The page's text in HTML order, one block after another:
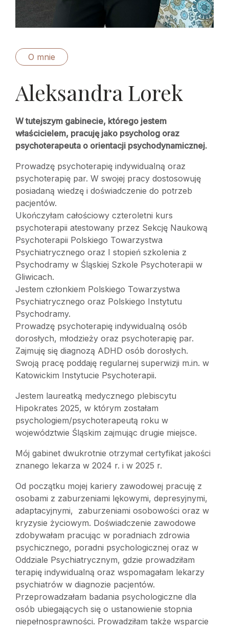
O mnie
Aleksandra Lorek
W tutejszym gabinecie, którego jestem
właścicielem, pracuję jako psycholog oraz
psychoterapeuta o orientacji psychodynamicznej.
Prowadzę psychoterapię indywidualną oraz
psychoterapię par. W swojej pracy dostosowuję
posiadaną wiedzę i doświadczenie do potrzeb
pacjentów.
Ukończyłam całościowy czteroletni kurs
psychoterapii atestowany przez Sekcję Naukową
Psychoterapii Polskiego Towarzystwa
Psychiatrycznego oraz I stopień szkolenia z
Psychodramy w Śląskiej Szkole Psychoterapii w
Gliwicach.
Jestem członkiem Polskiego Towarzystwa
Psychiatrycznego oraz Polskiego Instytutu
Psychodramy.
Prowadzę psychoterapię indywidualną osób
dorosłych, młodzieży oraz psychoterapię par.
Zajmuję się diagnozą ADHD osób dorosłych.
Swoją pracę poddaję regularnej superwizji m.in. w
Katowickim Instytucie Psychoterapii.
Jestem laureatką medycznego plebiscytu
Hipokrates 2025, w którym zostałam
psychologiem/psychoterapeutą roku w
województwie Śląskim zajmując drugie miejsce.
Mój gabinet dwukrotnie otrzymał certyfikat jakości
znanego lekarza w 2024 r. i w 2025 r.
Od początku mojej kariery zawodowej pracuję z
osobami z zaburzeniami lękowymi, depresyjnymi,
adaptacyjnymi, zaburzeniami osobowości oraz w
kryzysie życiowym. Doświadczenie zawodowe
zdobywałam pracując w poradniach zdrowia
psychicznego, poradni psychologicznej oraz w
Oddziale Psychiatrycznym, gdzie prowadziłam
terapię indywidualną oraz wspomagałam lekarzy
psychiatrów w diagnozie pacjentów.
Przeprowadzałam badania psychologiczne dla
osób ubiegających się o ustanowienie stopnia
niepełnosprawności. Prowadziłam także wsparcie